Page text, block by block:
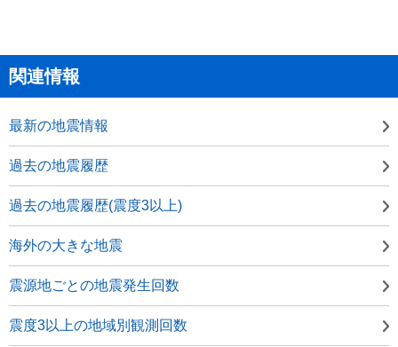
関連情報
最新の地震情報
過去の地震履歴
過去の地震履歴(震度3以上)
海外の大きな地震
震源地ごとの地震発生回数
震度3以上の地域別観測回数